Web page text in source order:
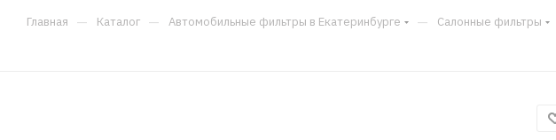
Главная — Каталог — Автомобильные фильтры в Екатеринбурге — Салонные фильтры